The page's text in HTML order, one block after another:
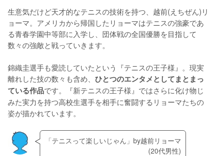
生意気だけど天才的なテニスの技術を持つ、越前(えちぜん)リ
ョーマ。アメリカから帰国したリョーマはテニスの強豪であ
る青春学園中等部に入学し、団体戦の全国優勝を目指して
数々の強敵と戦っていきます。
錦織圭選手も愛読していたという『テニスの王子様』。現実
離れした技の数々も含め、 ひとつのエンタメとしてまとまっ
ている作品です。『新テニスの王子様』ではさらに化け物じ
みた実力を持つ高校生選手を相手に奮闘するリョーマたちの
姿が描かれています。
「テニスって楽しいじゃん」by越前リョーマ
(20代男性)